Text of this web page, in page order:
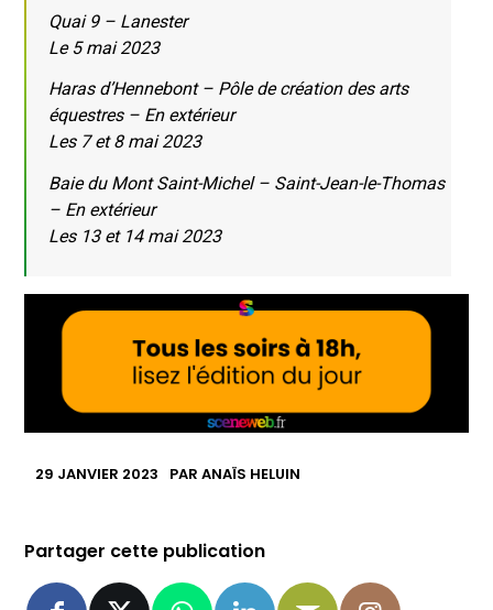
Quai 9 – Lanester
Le 5 mai 2023
Haras d’Hennebont – Pôle de création des arts
équestres – En extérieur
Les 7 et 8 mai 2023
Baie du Mont Saint-Michel – Saint-Jean-le-Thomas
– En extérieur
Les 13 et 14 mai 2023
29 JANVIER 2023 PARANAÏS HELUIN
Partager cette publication